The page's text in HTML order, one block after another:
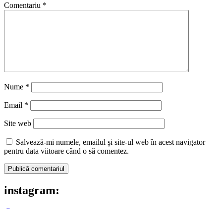
Comentariu *
Nume *
Email *
Site web
Salvează-mi numele, emailul și site-ul web în acest navigator
pentru data viitoare când o să comentez.
instagram: